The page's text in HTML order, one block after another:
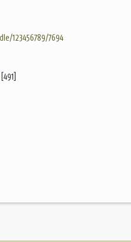
123456789/7694
[491]